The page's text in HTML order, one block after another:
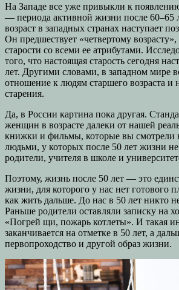
На Западе все уже привыкли к появлению
— периода активной жизни после 60–65
возраст в западных странах наступает
Он предшествует «четвертому возрасту»,
старости со всеми ее атрибутами.
того, что настоящая старость сегодня
лет. Другими словами, в западном мире
отношение к людям старшего возраста и
старения.
Да, в России картина пока другая.
женщин в возрасте далеки от нашей
книжки и фильмы, которые вы смотрели
людьми, у которых после 50 лет жизни
родители, учителя в школе и
Поэтому, жизнь после 50 лет — это
жизни, для которого у нас нет готового
как жить дальше. До нас в 50 лет никто
Раньше родители оставляли записку на
«Погрей щи, пожарь котлеты». И такая
заканчивается на отметке в 50 лет, а
первопроходство и другой образ жизни.